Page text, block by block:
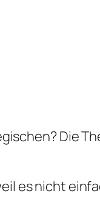
Die
es nicht